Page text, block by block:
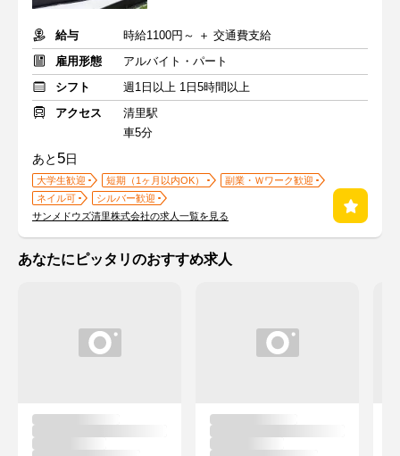
給与
時給1100円～ ＋ 交通費支給
雇用形態
アルバイト・パート
シフト
週1日以上 1日5時間以上
アクセス
清里駅
車5分
あと 5日
大学生歓迎 短期（1ヶ月以内OK）
副業・Ｗワーク歓迎
ネイル可
シルバー歓迎
サンメドウズ清里株式会社の求人一覧を見る
あなたにピッタリのおすすめ求人